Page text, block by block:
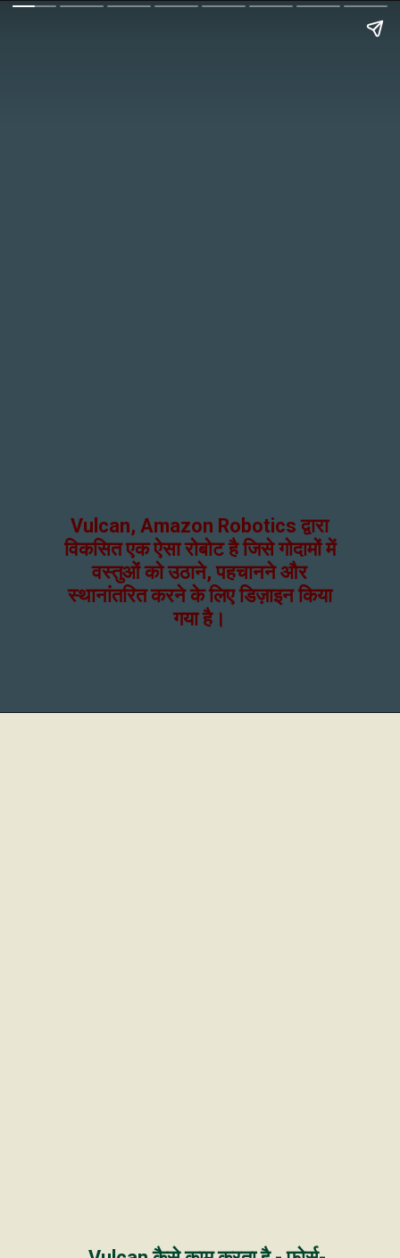
Vulcan, Amazon Robotics द्वारा
विकसित एक ऐसा रोबोट है जिसे गोदामों में
वस्तुओं को उठाने, पहचानने और
स्थानांतरित करने के लिए डिज़ाइन किया
गया है।